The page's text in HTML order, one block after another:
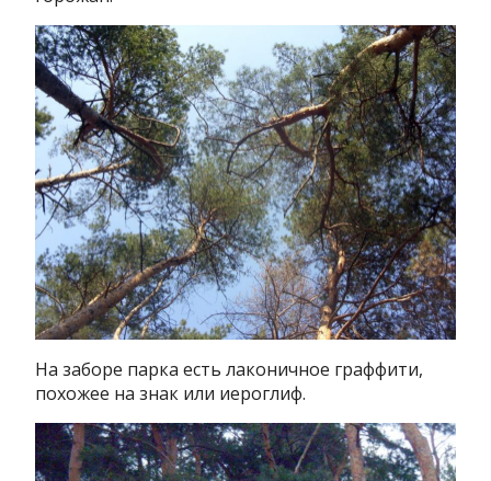
На заборе парка есть лаконичное граффити,
похожее на знак или иероглиф.